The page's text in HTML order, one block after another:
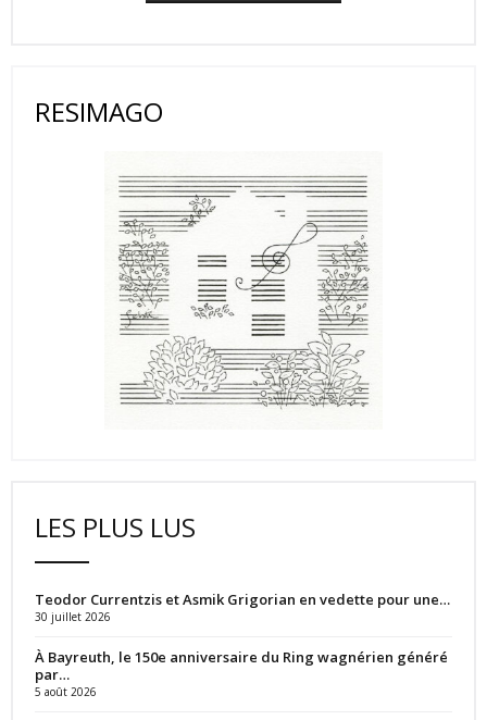
RESIMAGO
LES PLUS LUS
Teodor Currentzis et Asmik Grigorian en vedette pour une…
30 juillet 2026
À Bayreuth, le 150e anniversaire du Ring wagnérien généré
par…
5 août 2026